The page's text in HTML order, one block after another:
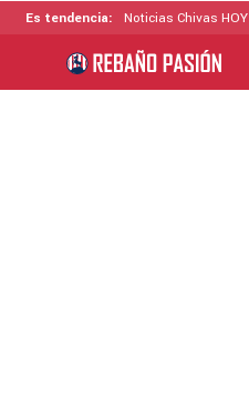
Es tendencia: Noticias Chivas HOY